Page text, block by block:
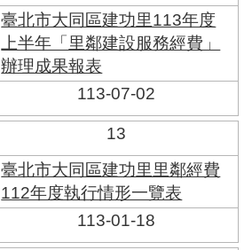
臺北市大同區建功里113年度
上半年「里鄰建設服務經費」
辦理成果報表
113-07-02
13
臺北市大同區建功里里鄰經費
112年度執行情形一覽表
113-01-18